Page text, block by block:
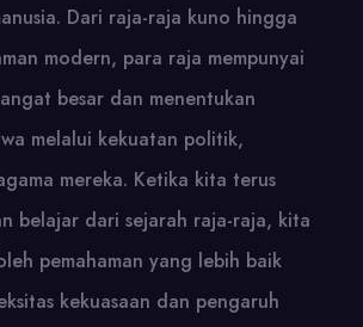
Dari raja-raja kuno hingga
modern, para raja mempunyai
besar dan menentukan
melalui kekuatan politik,
mereka. Ketika kita terus
belajar dari sejarah raja-raja, kita
pemahaman yang lebih baik
kekuasaan dan pengaruh